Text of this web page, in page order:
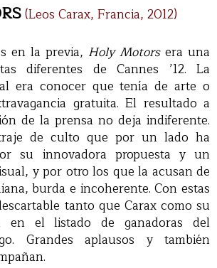
(Leos Carax, Francia, 2012)
en la previa, Holy Motorsera una
diferentes de Cannes ’12. La
era conocer que tenía de arte o
gratuita. El resultado a
de la prensa no deja indiferente.
de culto que por un lado ha
su innovadora propuesta y un
y por otro los que la acusan de
burda e incoherente. Con estas
tanto que Carax como su
en el listado de ganadoras del
Grandes aplausos y también